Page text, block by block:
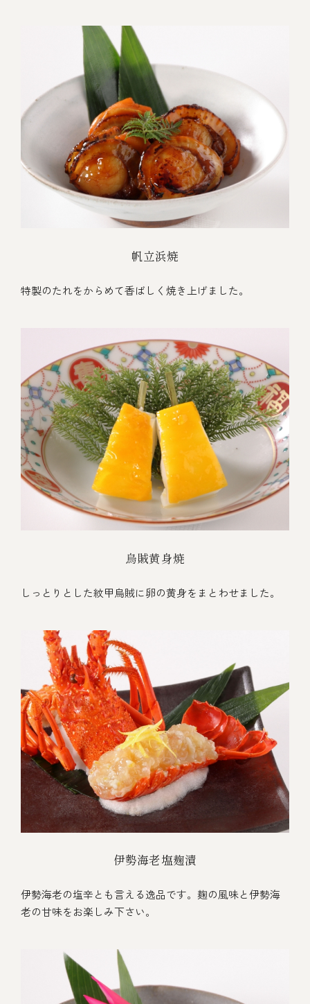
帆立浜焼
特製のたれをからめて香ばしく焼き上げました。
烏賊黄身焼
しっとりとした紋甲烏賊に卵の黄身をまとわせました。
伊勢海老塩麹漬
伊勢海老の塩辛とも言える逸品です。麹の風味と伊勢海
老の甘味をお楽しみ下さい。